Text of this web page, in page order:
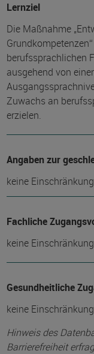
Lernziel
Die Maßnahme
berufssprachlichen
ausgehend von
Zuwachs an
erzielen.
Angaben zur
keine
Fachliche
keine
Gesundheitliche
keine
Hinweis des
Barrierefreiheit